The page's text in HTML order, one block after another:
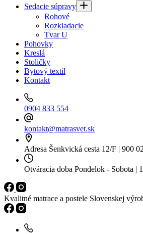
Sedacie súpravy
Rohové
Rozkladacie
Tvar U
Pohovky
Kreslá
Stoličky
Bytový textil
Kontakt
0904 833 554
kontakt@matrasvet.sk
Adresa Šenkvická cesta 12/F | 900
Otváracia doba Pondelok - Sobota |
Kvalitné matrace a postele Slovenskej